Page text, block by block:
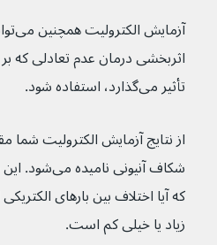
تأثیر می‌گذارد، استفاده شود.
زیاد یا خیلی کم است.